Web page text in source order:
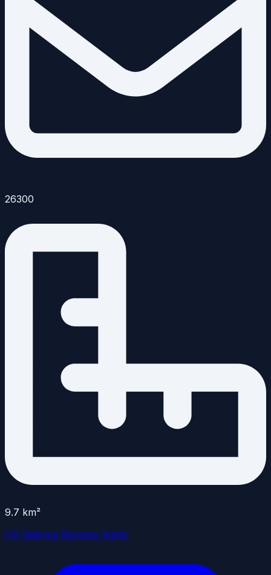
26300
9.7 km²
CA Valence Romans Agglo